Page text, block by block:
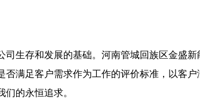
司生存和发展的基础。河南管城回族区金盛
满足客户需求作为工作的评价标准，以客户
的永恒追求。